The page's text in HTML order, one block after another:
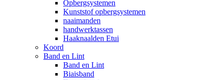
Opbergsystemen
Kunststof opbergsystemen
naaimanden
handwerktassen
Haaknaalden Etui
Koord
Band en Lint
Band en Lint
Biaisband